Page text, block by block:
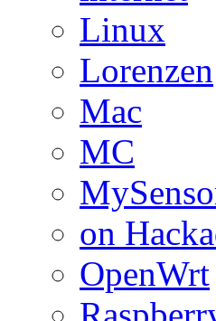
Linux
Lorenzen
Mac
MC
on
OpenWrt